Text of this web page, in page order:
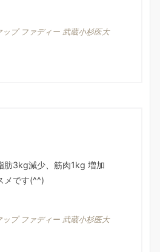
プ ファディー 武蔵小杉医大
肪3kg減少、筋肉1kg 増加
メです(^^)
プ ファディー 武蔵小杉医大